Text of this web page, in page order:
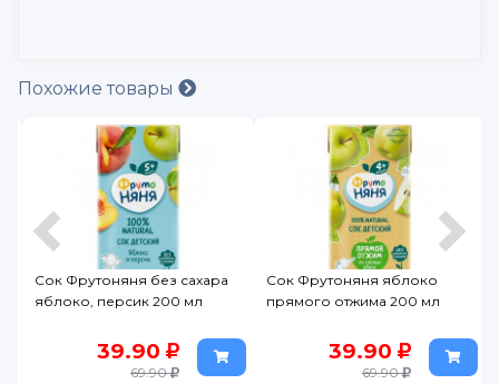
Похожие товары
Сок Фрутоняня без сахара
яблоко, персик 200 мл
39.90
69.90
Сок Фрутоняня яблоко
прямого отжима 200 мл
39.90
69.90